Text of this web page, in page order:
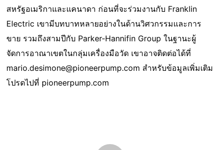
สหรัฐอเมริกาและแคนาดา ก่อนที่จะร่วมงานกับ Franklin
Electric เขามีบทบาทหลายอย่างในด้านวิศวกรรมและการ
ขาย รวมถึงสามปีกับ Parker-Hannifin Group ในฐานะผู้
จัดการอาณาเขตในกลุ่มเครื่องมือวัด เขาอาจติดต่อได้ที่
mario.desimone@pioneerpump.com สําหรับข้อมูลเพิ่มเติม
โปรดไปที่ pioneerpump.com